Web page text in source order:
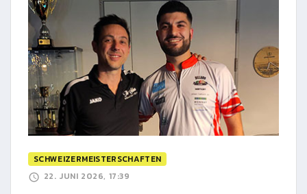
SCHWEIZERMEISTERSCHAFTEN
22. JUNI 2026, 17:39